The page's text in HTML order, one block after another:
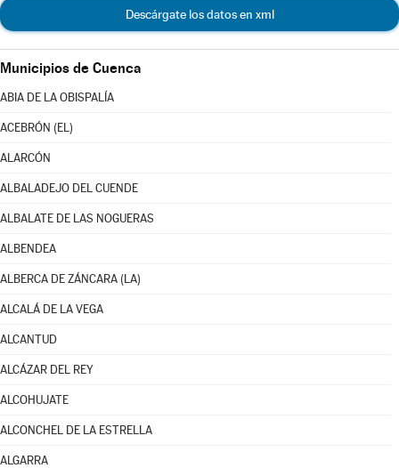
Descárgate los datos en xml
Municipios de Cuenca
ABIA DE LA OBISPALÍA
ACEBRÓN (EL)
ALARCÓN
ALBALADEJO DEL CUENDE
ALBALATE DE LAS NOGUERAS
ALBENDEA
ALBERCA DE ZÁNCARA (LA)
ALCALÁ DE LA VEGA
ALCANTUD
ALCÁZAR DEL REY
ALCOHUJATE
ALCONCHEL DE LA ESTRELLA
ALGARRA